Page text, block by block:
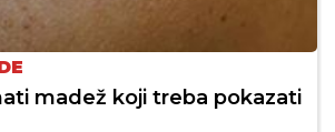
madež koji treba pokazati